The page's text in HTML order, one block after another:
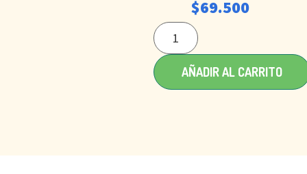
$69.500
AÑADIR AL CARRITO